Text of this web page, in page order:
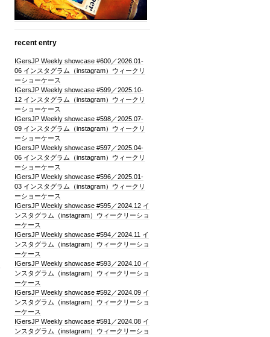
recent entry
IGersJP Weekly showcase #600／2026.01-
06 インスタグラム（instagram）ウィークリ
ーショーケース
IGersJP Weekly showcase #599／2025.10-
12 インスタグラム（instagram）ウィークリ
ーショーケース
IGersJP Weekly showcase #598／2025.07-
09 インスタグラム（instagram）ウィークリ
ーショーケース
IGersJP Weekly showcase #597／2025.04-
06 インスタグラム（instagram）ウィークリ
ーショーケース
IGersJP Weekly showcase #596／2025.01-
03 インスタグラム（instagram）ウィークリ
ーショーケース
IGersJP Weekly showcase #595／2024.12 イ
ンスタグラム（instagram）ウィークリーショ
ーケース
IGersJP Weekly showcase #594／2024.11 イ
ンスタグラム（instagram）ウィークリーショ
ーケース
IGersJP Weekly showcase #593／2024.10 イ
ンスタグラム（instagram）ウィークリーショ
ーケース
IGersJP Weekly showcase #592／2024.09 イ
ンスタグラム（instagram）ウィークリーショ
ーケース
IGersJP Weekly showcase #591／2024.08 イ
ンスタグラム（instagram）ウィークリーショ